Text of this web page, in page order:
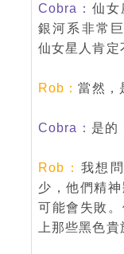
Cobra：仙女
銀河系非常
仙女星人肯定
Rob：當然，
Cobra： 是的
Rob： 我想
少，他們精
可能會失敗
上那些黑色